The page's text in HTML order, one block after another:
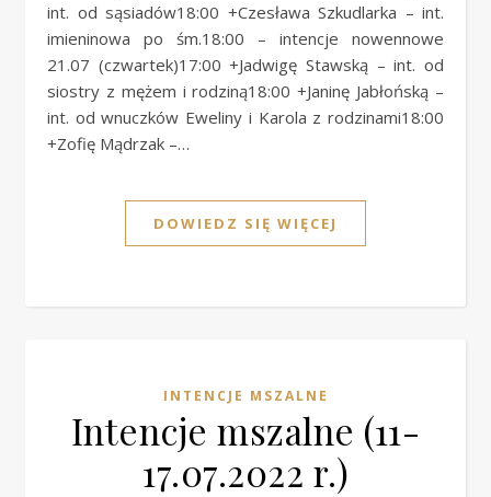
int. od sąsiadów18:00 +Czesława Szkudlarka – int.
imieninowa po śm.18:00 – intencje nowennowe
21.07 (czwartek)17:00 +Jadwigę Stawską – int. od
siostry z mężem i rodziną18:00 +Janinę Jabłońską –
int. od wnuczków Eweliny i Karola z rodzinami18:00
+Zofię Mądrzak –…
DOWIEDZ SIĘ WIĘCEJ
INTENCJE MSZALNE
Intencje mszalne (11-
17.07.2022 r.)